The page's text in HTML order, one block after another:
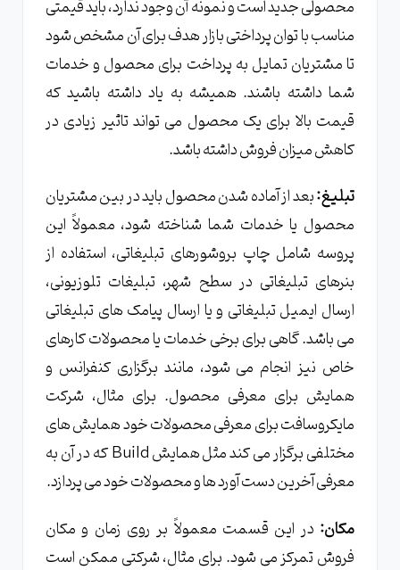
محصولی جدید است و نمونه آن وجود ندارد، باید قیمتی
مناسب با توان پرداختی بازار هدف برای آن مشخص شود
تا مشتریان تمایل به پرداخت برای محصول و خدمات
شما داشته باشند. همیشه به یاد داشته باشید که
قیمت بالا برای یک محصول می تواند تاثیر زیادی در
کاهش میزان فروش داشته باشد.
تبلیغ:بعد از آماده شدن محصول باید در بین مشتریان
محصول یا خدمات شما شناخته شود، معمولاً این
پروسه شامل چاپ بروشورهای تبلیغاتی، استفاده از
بنرهای تبلیغاتی در سطح شهر، تبلیغات تلوزیونی،
ارسال ایمیل تبلیغاتی و یا ارسال پیامک های تبلیغاتی
می باشد. گاهی برای برخی خدمات یا محصولات کارهای
خاص نیز انجام می شود، مانند برگزاری کنفرانس و
همایش برای معرفی محصول. برای مثال، شرکت
مایکروسافت برای معرفی محصولات خود همایش های
مختلفی برگزار می کند مثل همایش Build که در آن به
معرفی آخرین دست آورد ها و محصولات خود می پردازد.
مکان: در این قسمت معمولاً بر روی زمان و مکان
فروش تمرکز می شود. برای مثال، شرکتی ممکن است